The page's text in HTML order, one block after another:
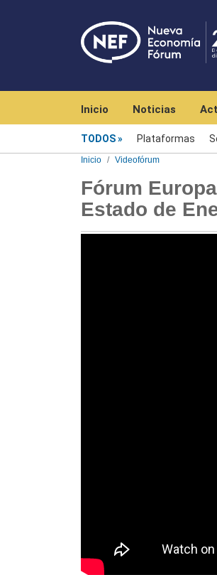
Inicio Noticias
TODOS Plataformas
Inicio Videofórum
Fórum
Estado de